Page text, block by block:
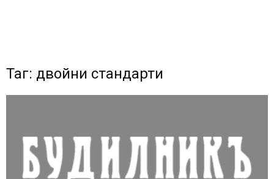
Таг: двойни стандарти